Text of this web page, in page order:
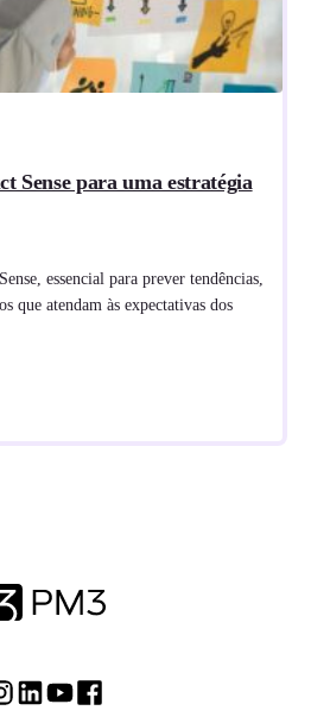
Sense para uma estratégia
essencial para prever tendências,
que atendam às expectativas dos